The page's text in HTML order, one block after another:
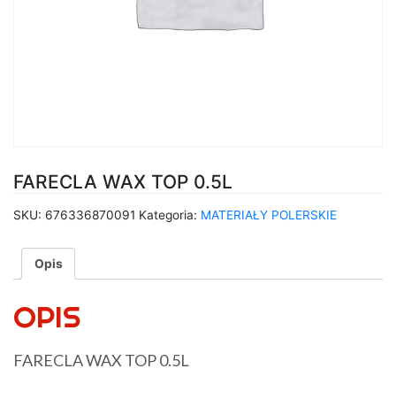
FARECLA WAX TOP 0.5L
SKU: 676336870091 Kategoria: MATERIAŁY POLERSKIE
Opis
OPIS
FARECLA WAX TOP 0.5L